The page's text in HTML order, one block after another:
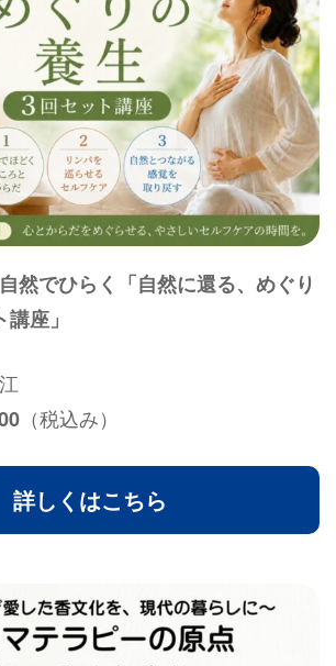
然でひらく「自然に還る、めぐり
座」
（税込み）
詳しくはこちら